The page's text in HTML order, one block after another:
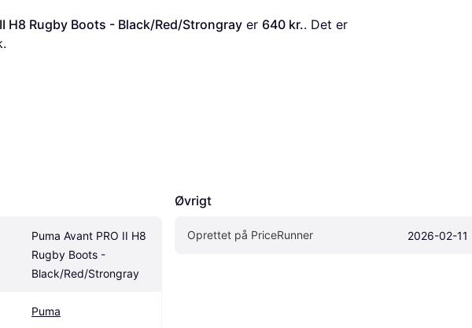
H8 Rugby Boots - Black/Red/Strongray er 640 kr.. Det er
Puma Avant PRO II H8
Rugby Boots -
Black/Red/Strongray
Puma
Øvrigt
Oprettet på PriceRunner 2026-02-11